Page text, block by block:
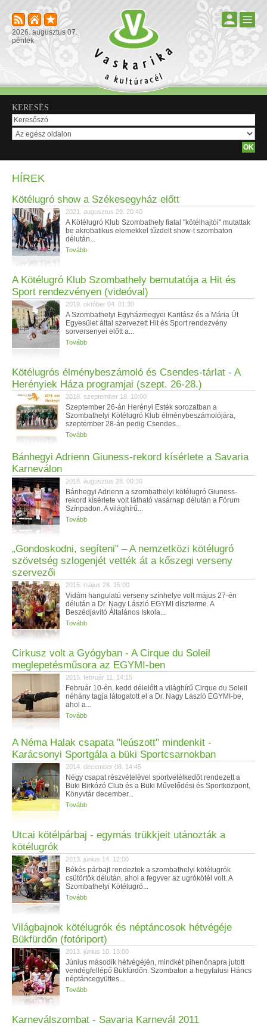
2026. augusztus 07.
péntek
KERESÉS
HÍREK
Kötélugró show a Székesegyház előtt
2021. augusztus 29. 20:40
A Kötélugró Klub Szombathely fiatal "kötélhajtói" mutattak
be akrobatikus elemekkel tűzdelt show-t szombaton
délután...
Tovább
A Kötélugró Klub Szombathely bemutatója a Hit és
Sport rendezvényen (videóval)
2019. október 04. 01:30
A Szombathelyi Egyházmegyei Karitász és a Mária Út
Egyesület által szervezett Hit és Sport rendezvény
sorversenyei előtt a...
Tovább
Kötélugrós élménybeszámoló és Csendes-tárlat - A
Herényiek Háza programjai (szept. 26-28.)
2018. szeptember 18. 10:00
Szeptember 26-án Herényi Esték sorozatban a
Szombathelyi Kötélugró Klub élménybeszámolójára,
szeptember 28-án pedig Csendes...
Tovább
Bánhegyi Adrienn Giuness-rekord kísérlete a Savaria
Karneválon
2018. augusztus 28. 00:30
Bánhegyi Adrienn a szombathelyi kötélugró Giuness-
rekord kísérlete volt látható vasárnap délután a Fórum
Színpadon. A világhírű...
Tovább
„Gondoskodni, segíteni" – A nemzetközi kötélugró
szövetség szlogenjét vették át a kőszegi verseny
szervezői
2015. május 28. 15:00
Vidám hangulatú verseny színhelye volt május 27-én
délután a Dr. Nagy László EGYMI díszterme. A
Beszédjavító Általános Iskola...
Tovább
Cirkusz volt a Gyógyban - A Cirque du Soleil
meglepetésműsora az EGYMI-ben
2015. február 11. 14:15
Február 10-én, kedd délelőtt a világhírű Cirque du Soleil
néhány tagja látogatott el a Dr. Nagy László EGYMI-be,
ahol a...
Tovább
A Néma Halak csapata "leúszott" mindenkit -
Karácsonyi Sportgála a büki Sportcsarnokban
2014. december 08. 14:45
Négy csapat részvételével sportvetélkedőt rendezett a
Büki Birkózó Club és a Büki Művelődési és Sportközpont,
Könyvtár december...
Tovább
Utcai kötélpárbaj - egymás trükkjeit utánozták a
kötélugrók
2013. június 14. 12:00
Békés párbajt rendeztek a szombathelyi kötélugrók
csütörtök délután, ahol a fegyver az ugrókötél volt. A
Szombathelyi Kötélugró...
Tovább
Világbajnok kötélugrók és néptáncosok hétvégéje
Bükfürdőn (fotóriport)
2013. június 10. 13:00
Június második hétvégéjén, mindkét pihenőnapra jutott
vendégfellépő Bükfürdőn. Szombaton a hegyfalusi Háncs
néptáncegyüttes...
Tovább
Karneválszombat - Savaria Karnevál 2011